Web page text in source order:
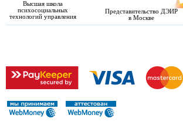
Высшая школа
психосоциальных
технологий управления
Представительство ДЭИР
в Москве